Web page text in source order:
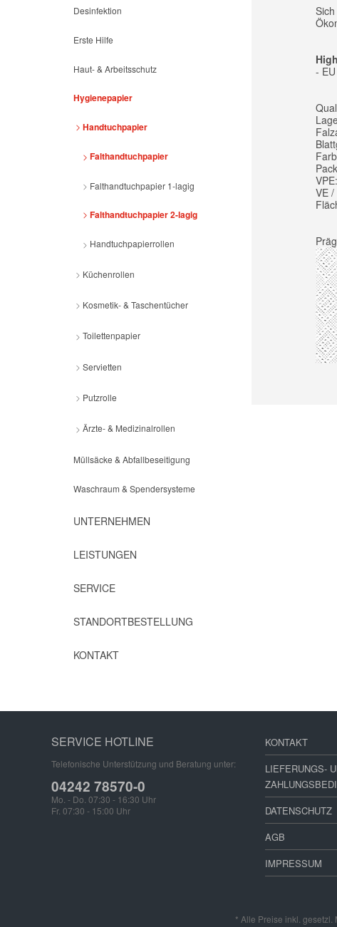
Desinfektion
Erste Hilfe
Haut- & Arbeitsschutz
Hygienepapier
Handtuchpapier
Falthandtuchpapier
Falthandtuchpapier 1-lagig
Falthandtuchpapier 2-lagig
Handtuchpapierrollen
Küchenrollen
Kosmetik- & Taschentücher
Toilettenpapier
Servietten
Putzrolle
Ärzte- & Medizinalrollen
Müllsäcke & Abfallbeseitigung
Waschraum & Spendersysteme
UNTERNEHMEN
LEISTUNGEN
SERVICE
STANDORTBESTELLUNG
KONTAKT
-
VE
SERVICE HOTLINE
Telefonische Unterstützung und Beratung unter:
04242 78570-0
Mo. - Do. 07:30 - 16:30 Uhr
Fr. 07:30 - 15:00 Uhr
KONTAKT
LIEFERUNGS-
DATENSCHUTZ
AGB
IMPRESSUM
* Alle Preise inkl. gesetzl.